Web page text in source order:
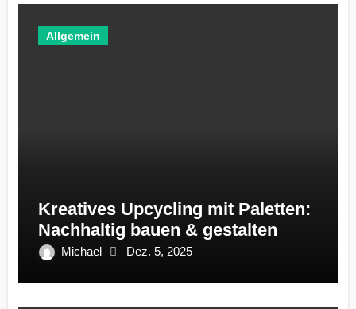
Allgemein
Kreatives Upcycling mit Paletten:
Nachhaltig bauen & gestalten
Michael Dez. 5, 2025